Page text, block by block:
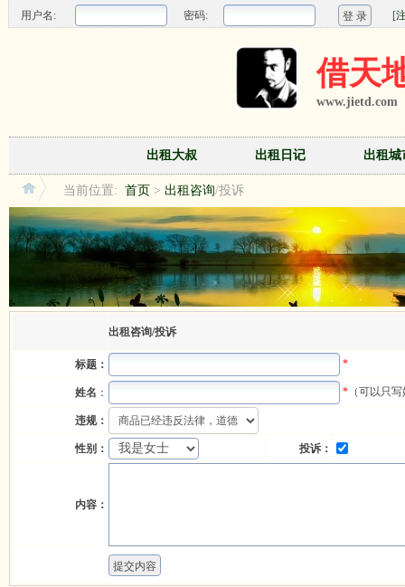
用户名: 密码: [
借天
www.jietd.com
出租大叔 出租日记 出租城
当前位置: 首页 > 出租咨询/投诉
出租咨询/投诉
标题： *
姓名 ： * （可以只
违规：
性别： 投诉：
内容：